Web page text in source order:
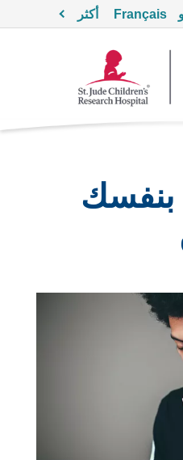
Français أكثر
بنفسك